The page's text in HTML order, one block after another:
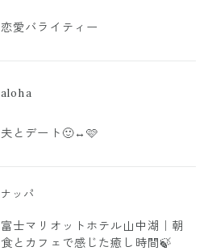
恋愛バライティー
aloha
夫とデート🙂‍↔️🩷
ナッパ
富士マリオットホテル山中湖｜朝
食とカフェで感じた癒し時間🍃